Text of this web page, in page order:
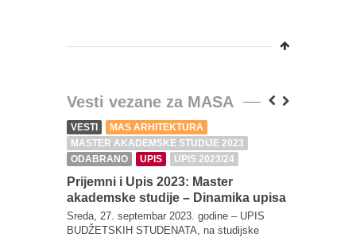
Vesti vezane za MASA
VESTI
MAS ARHITEKTURA
MASTER AKADEMSKE STUDIJE 2023
ODABRANO
UPIS UPIS 2023/24
Prijemni i Upis 2023: Master
akademske studije – Dinamika upisa
Sreda, 27. septembar 2023. godine – UPIS
BUDŽETSKIH STUDENATA, na studijske